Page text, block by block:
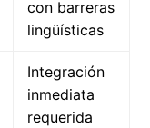
con barreras
lingüísticas
Integración
inmediata
requerida